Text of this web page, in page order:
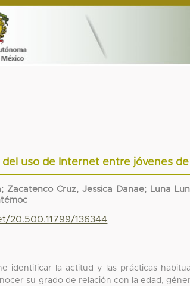
uso de Internet entre jóvenes
Zacatenco Cruz, Jessica Danae; Luna
20.500.11799/136344
identificar la actitud y las prácticas
su grado de relación con la edad,